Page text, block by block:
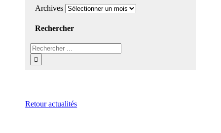
Archives
Rechercher
Retour actualités